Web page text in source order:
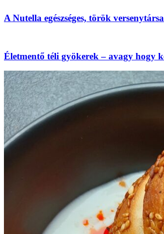
A Nutella egészséges, török versenytársa
Életmentő téli gyökerek – avagy hogy